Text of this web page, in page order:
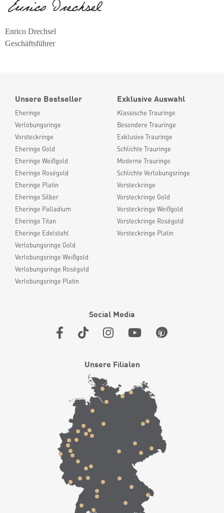
Enrico Drechsel
Geschäftsführer
Unsere Bestseller
Eheringe
Verlobungsringe
Vorsteckringe
Eheringe Gold
Eheringe Weißgold
Eheringe Roségold
Eheringe Platin
Eheringe Silber
Eheringe Palladium
Eheringe Titan
Eheringe Edelstahl
Verlobungsringe Gold
Verlobungsringe Weißgold
Verlobungsringe Roségold
Verlobungsringe Platin
Exklusive Auswahl
Klassische Trauringe
Besondere Trauringe
Exklusive Trauringe
Schlichte Trauringe
Moderne Trauringe
Schlichte Verlobungsringe
Vorsteckringe
Vorsteckringe Gold
Vorsteckringe Weißgold
Vorsteckringe Roségold
Vorsteckringe Platin
Social Media
Unsere Filialen